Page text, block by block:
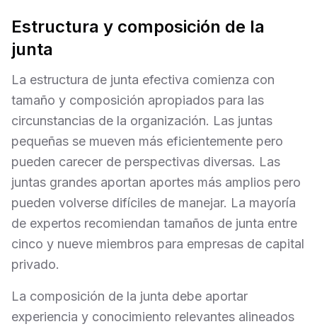
Estructura y composición de la
junta
La estructura de junta efectiva comienza con
tamaño y composición apropiados para las
circunstancias de la organización. Las juntas
pequeñas se mueven más eficientemente pero
pueden carecer de perspectivas diversas. Las
juntas grandes aportan aportes más amplios pero
pueden volverse difíciles de manejar. La mayoría
de expertos recomiendan tamaños de junta entre
cinco y nueve miembros para empresas de capital
privado.
La composición de la junta debe aportar
experiencia y conocimiento relevantes alineados